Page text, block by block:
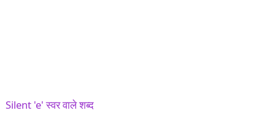
Silent 'e' स्वर वाले शब्द